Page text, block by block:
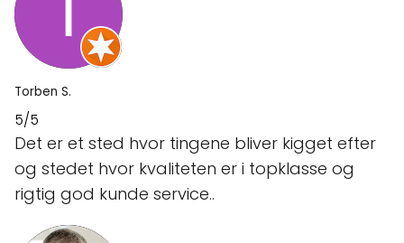
Torben S.
5/5
Det er et sted hvor tingene bliver kigget efter
og stedet hvor kvaliteten er i topklasse og
rigtig god kunde service..